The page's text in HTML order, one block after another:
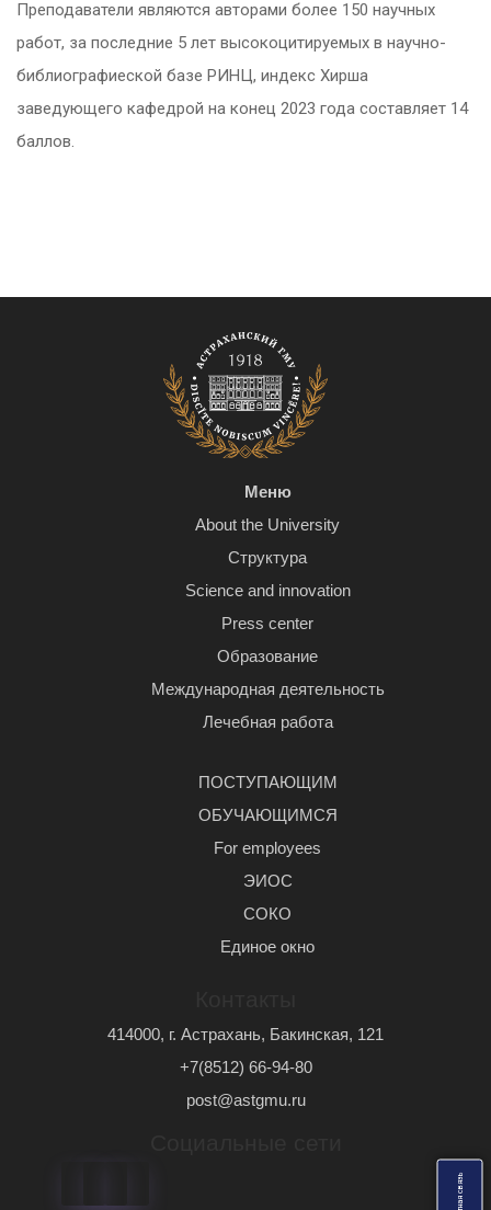
ь
Преподаватели являются авторами более 150 научных
работ, за последние 5 лет высокоцитируемых в научно-
библиографиеской базе РИНЦ, индекс Хирша
заведующего кафедрой на конец 2023 года составляет 14
баллов.
Меню
About the University
Структура
Science and innovation
Press center
Образование
Международная деятельность
Лечебная работа
ПОСТУПАЮЩИМ
ОБУЧАЮЩИМСЯ
For employees
ЭИОС
СОКО
Единое окно
414000, г. Астрахань, Бакинская, 121
+7(8512) 66-94-80
post@astgmu.ru